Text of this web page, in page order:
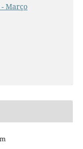
- Março